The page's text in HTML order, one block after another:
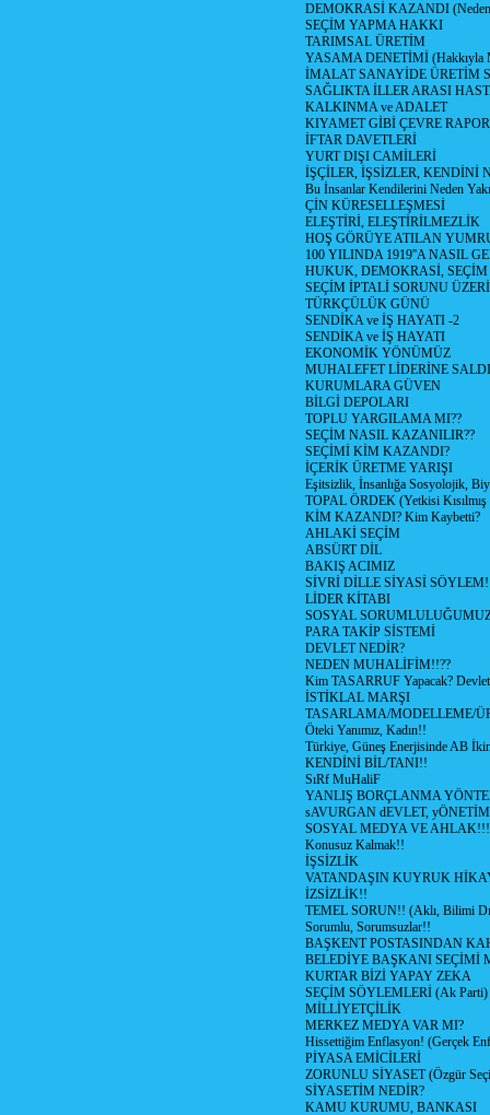
DEMOKRASİ KAZANDI (Neden
SEÇİM YAPMA HAKKI
TARIMSAL ÜRETİM
YASAMA DENETİMİ (Hakkıyla
İMALAT SANAYİDE ÜRETİM
SAĞLIKTA İLLER ARASI
KALKINMA ve ADALET
KIYAMET GİBİ ÇEVRE
İFTAR DAVETLERİ
YURT DIŞI CAMİLERİ
İŞÇİLER, İŞSİZLER, KENDİNİ
Bu İnsanlar Kendilerini Neden
ÇİN KÜRESELLEŞMESİ
ELEŞTİRİ, ELEŞTİRİLMEZLİK
HOŞ GÖRÜYE ATILAN
100 YILINDA 1919''A NASIL
HUKUK, DEMOKRASİ, SEÇİM
SEÇİM İPTALİ SORUNU
TÜRKÇÜLÜK GÜNÜ
SENDİKA ve İŞ HAYATI -2
SENDİKA ve İŞ HAYATI
EKONOMİK YÖNÜMÜZ
MUHALEFET LİDERİNE
KURUMLARA GÜVEN
BİLGİ DEPOLARI
TOPLU YARGILAMA MI??
SEÇİM NASIL KAZANILIR??
SEÇİMİ KİM KAZANDI?
İÇERİK ÜRETME YARIŞI
Eşitsizlik, İnsanlığa Sosyolojik,
TOPAL ÖRDEK (Yetkisi
KİM KAZANDI? Kim Kaybetti?
AHLAKİ SEÇİM
ABSÜRT DİL
BAKIŞ ACIMIZ
SİVRİ DİLLE SİYASİ
LİDER KİTABI
SOSYAL
PARA TAKİP SİSTEMİ
DEVLET NEDİR?
NEDEN MUHALİFİM!!??
Kim TASARRUF Yapacak? Devlet
İSTİKLAL MARŞI
TASARLAMA/MODELLEME/
Öteki Yanımız, Kadın!!
Türkiye, Güneş Enerjisinde AB
KENDİNİ BİL/TANI!!
SıRf MuHaliF
YANLIŞ BORÇLANMA
sAVURGAN dEVLET,
SOSYAL MEDYA VE AHLAK!!!
Konusuz Kalmak!!
İŞSİZLİK
VATANDAŞIN KUYRUK
İZSİZLİK!!
TEMEL SORUN!! (Aklı, Bilimi
Sorumlu, Sorumsuzlar!!
BAŞKENT POSTASINDAN
BELEDİYE BAŞKANI SEÇİMİ
KURTAR BİZİ YAPAY ZEKA
SEÇİM SÖYLEMLERİ (Ak Parti)
MİLLİYETÇİLİK
MERKEZ MEDYA VAR MI?
Hissettiğim Enflasyon! (Gerçek
PİYASA EMİCİLERİ
ZORUNLU SİYASET (Özgür
SİYASETİM NEDİR?
KAMU KURUMU, BANKASI